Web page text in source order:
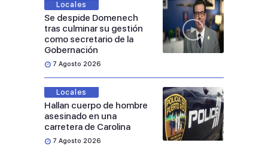
Locales
Se despide Domenech
tras culminar su gestión
como secretario de la
Gobernación
7 Agosto 2026
Locales
Hallan cuerpo de hombre
asesinado en una
carretera de Carolina
7 Agosto 2026